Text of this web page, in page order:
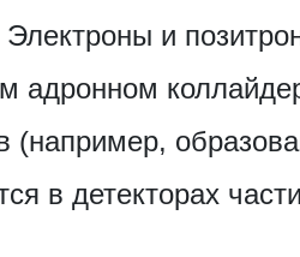
и
адронном
(например,
в детекторах